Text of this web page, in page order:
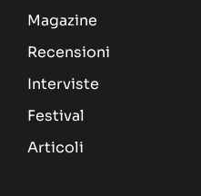
Magazine
Recensioni
Interviste
Festival
Articoli